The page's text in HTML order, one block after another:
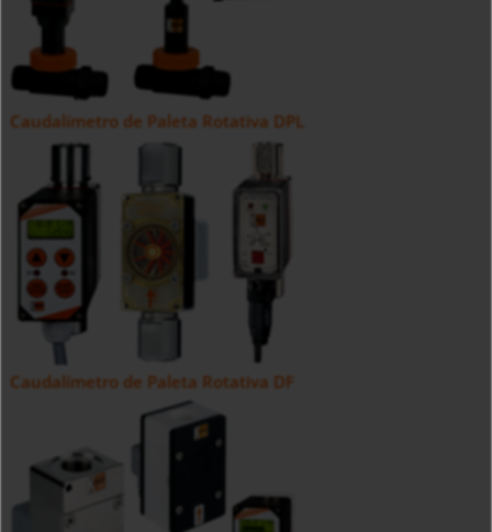
Caudalímetro de Paleta Rotativa DPL
Caudalímetro de Paleta Rotativa DF